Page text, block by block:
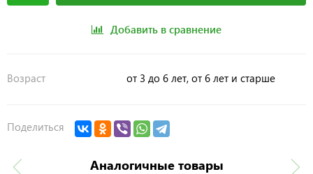
Добавить в сравнение
Возраст от 3 до 6 лет, от 6 лет и старше
Поделиться
Аналогичные товары